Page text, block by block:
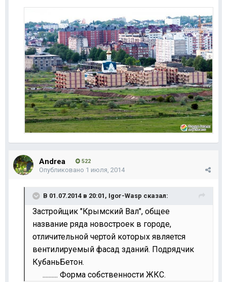
Andrea 522
Опубликовано 1 июля, 2014
В 01.07.2014 в 20:01, Igor-Wasp сказал:
Застройщик "Крымский Вал", общее
название ряда новостроек в городе,
отличительной чертой которых является
вентилируемый фасад зданий. Подрядчик
КубаньБетон.
.......... Форма собственности ЖКС.